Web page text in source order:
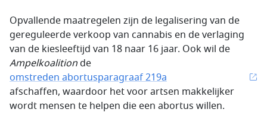
Opvallende maatregelen zijn de legalisering van de
gereguleerde verkoop van cannabis en de verlaging
van de kiesleeftijd van 18 naar 16 jaar. Ook wil de
Ampelkoalition de
omstreden abortusparagraaf 219a
afschaffen, waardoor het voor artsen makkelijker
wordt mensen te helpen die een abortus willen.